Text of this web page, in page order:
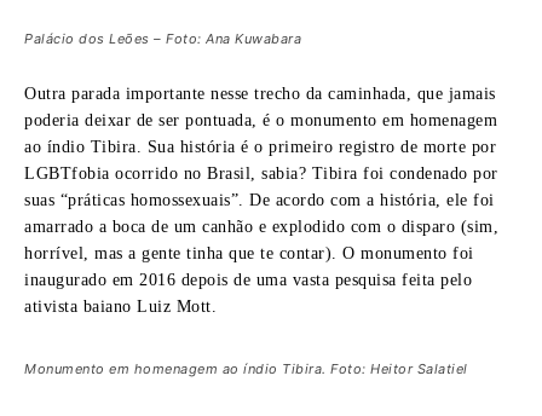
Palácio dos Leões – Foto: Ana Kuwabara
Outra parada importante nesse trecho da caminhada, que jamais
poderia deixar de ser pontuada, é o monumento em homenagem
ao índio Tibira. Sua história é o primeiro registro de morte por
LGBTfobia ocorrido no Brasil, sabia? Tibira foi condenado por
suas “práticas homossexuais”. De acordo com a história, ele foi
amarrado a boca de um canhão e explodido com o disparo (sim,
horrível, mas a gente tinha que te contar). O monumento foi
inaugurado em 2016 depois de uma vasta pesquisa feita pelo
ativista baiano Luiz Mott.
Monumento em homenagem ao índio Tibira. Foto: Heitor Salatiel